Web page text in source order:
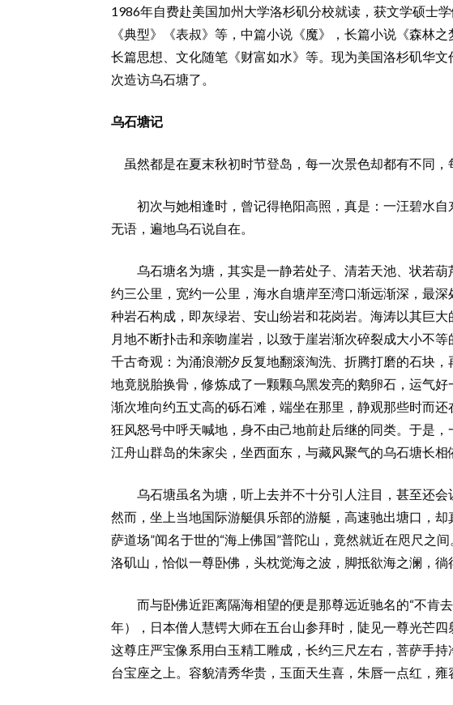
1986年自费赴美国加州大学洛杉矶分校就读，获文学硕士
《典型》《表叔》等，中篇小说《魔》，长篇小说《森林
长篇思想、文化随笔《财富如水》等。现为美国洛杉矶华
次造访乌石塘了。
乌石塘记
虽然都是在夏末秋初时节登岛，每一次景色却都有不同，
初次与她相逢时，曾记得艳阳高照，真是：一汪碧水自
无语，遍地乌石说自在。
乌石塘名为塘，其实是一静若处子、清若天池、状若葫
约三公里，宽约一公里，海水自塘岸至湾口渐远渐深，最
种岩石构成，即灰绿岩、安山纷岩和花岗岩。海涛以其巨
月地不断扑击和亲吻崖岩，以致于崖岩渐次碎裂成大小不
千古奇观：为涌浪潮汐反复地翻滚淘洗、折腾打磨的石块
地竟脱胎换骨，修炼成了一颗颗乌黑发亮的鹅卵石，运气好
渐次堆向约五丈高的砾石滩，端坐在那里，静观那些时而
狂风怒号中呼天喊地，身不由己地前赴后继的同类。于是
江舟山群岛的朱家尖，坐西面东，与藏风聚气的乌石塘长相
乌石塘虽名为塘，听上去并不十分引人注目，甚至还会让
然而，坐上当地国际游艇俱乐部的游艇，高速驰出塘口，却
萨道场”闻名于世的“海上佛国”普陀山，竟然就近在咫尺之
洛矶山，恰似一尊卧佛，头枕觉海之波，脚抵欲海之澜，徜
而与卧佛近距离隔海相望的便是那尊远近驰名的“不肯
年），日本僧人慧锷大师在五台山参拜时，陡见一尊光芒四
这尊庄严宝像系用白玉精工雕成，长约三尺左右，菩萨手
台宝座之上。容貌清秀华贵，玉面天生喜，朱唇一点红，雍